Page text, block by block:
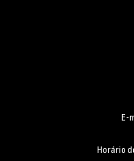
E-
Horário